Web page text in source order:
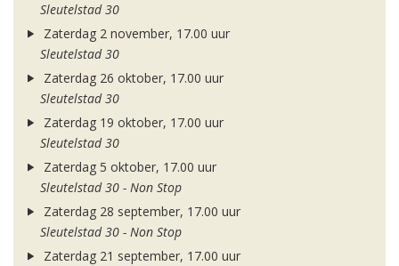
Sleutelstad 30
Zaterdag 2 november, 17.00 uur
Sleutelstad 30
Zaterdag 26 oktober, 17.00 uur
Sleutelstad 30
Zaterdag 19 oktober, 17.00 uur
Sleutelstad 30
Zaterdag 5 oktober, 17.00 uur
Sleutelstad 30 - Non Stop
Zaterdag 28 september, 17.00 uur
Sleutelstad 30 - Non Stop
Zaterdag 21 september, 17.00 uur